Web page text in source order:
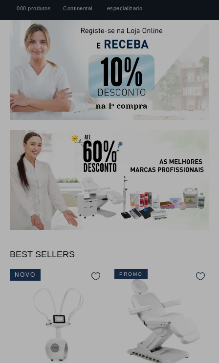
000 produtos Continental especializado
BEST SELLERS
NOVO PROMO